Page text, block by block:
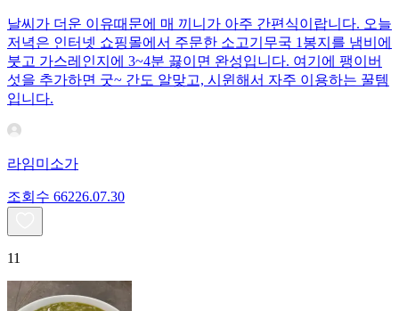
날씨가 더운 이유때문에 매 끼니가 아주 간편식이랍니다. 오늘
저녁은 인터넷 쇼핑몰에서 주문한 소고기무국 1봉지를 냄비에
붓고 가스레인지에 3~4분 끓이면 완성입니다. 여기에 팽이버
섯을 추가하면 굿~ 간도 알맞고, 시윈해서 자주 이용하는 꿀템
입니다.
라임미소가
조회수 66226.07.30
11